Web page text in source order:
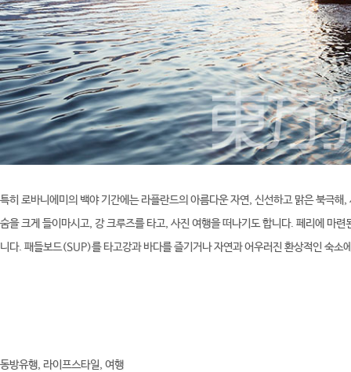
특히 로바니에미의 백야 기간에는 라플란드의 아름다운 자연, 신선하고 맑은 북극
숨을 크게 들이마시고, 강 크루즈를 타고, 사진 여행을 떠나기도 합니다. 페리에 마
니다. 패들보드(SUP)를 타고강과 바다를 즐기거나 자연과 어우러진 환상적인 숙소
동방유행, 라이프스타일, 여행